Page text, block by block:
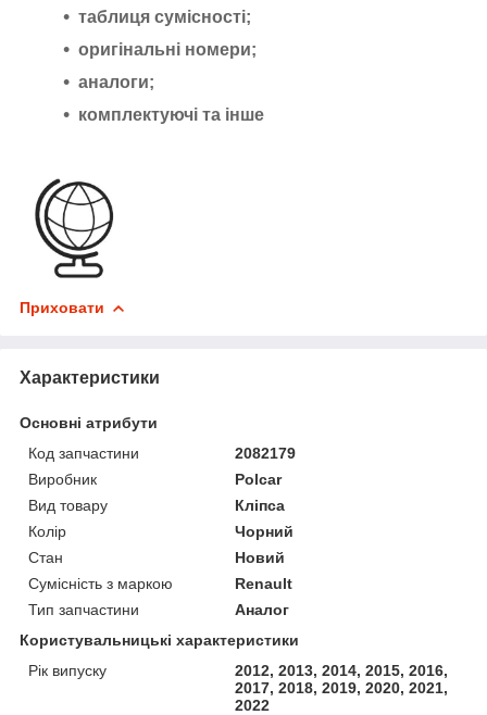
таблиця сумісності;
оригінальні номери;
аналоги;
комплектуючі та інше
Приховати
Характеристики
Основні атрибути
Код запчастини
2082179
Виробник
Polcar
Вид товару
Кліпса
Колір
Чорний
Стан
Новий
Сумісність з маркою
Renault
Тип запчастини
Аналог
Користувальницькі характеристики
Рік випуску
2012, 2013, 2014, 2015, 2016,
2017, 2018, 2019, 2020, 2021,
2022